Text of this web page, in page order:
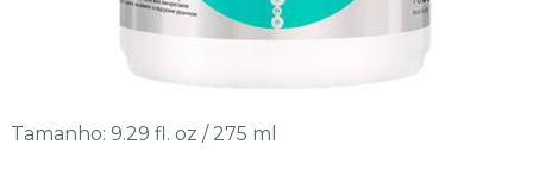
Tamanho: 9.29 fl. oz / 275 ml